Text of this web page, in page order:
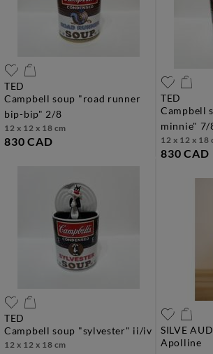
TED
campbell soup "road runner
bip-bip" 2/8
12 x 12 x 18 cm
830 CAD
TED
campbell soup "mickey et
minnie" 7/
12 x 12 x 18
830 CAD
TED
campbell soup "sylvester" ii/iv
12 x 12 x 18 cm
SILVE
apolline